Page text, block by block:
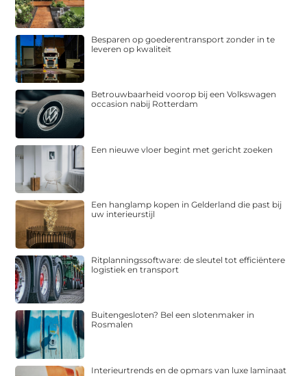
Besparen op goederentransport zonder in te
leveren op kwaliteit
Betrouwbaarheid voorop bij een Volkswagen
occasion nabij Rotterdam
Een nieuwe vloer begint met gericht zoeken
Een hanglamp kopen in Gelderland die past bij
uw interieurstijl
Ritplanningssoftware: de sleutel tot efficiëntere
logistiek en transport
Buitengesloten? Bel een slotenmaker in
Rosmalen
Interieurtrends en de opmars van luxe laminaat